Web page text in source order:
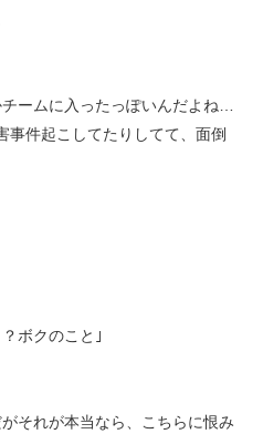
ームに入ったっぽいんだよね…
事件起こしてたりしてて、面倒
ボクのこと｣
それが本当なら、こちらに恨み